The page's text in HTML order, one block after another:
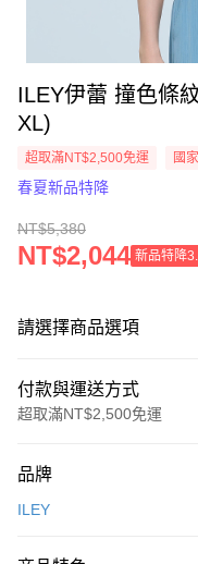
ILEY伊蕾 撞色條
XL)
超取滿NT$2,500免運 國
春夏新品特降
NT$5,380
NT$2,044 新品特降
請選擇商品選項
付款與運送方式
超取滿NT$2,500免運
信用卡一次付款
品牌
ILEY